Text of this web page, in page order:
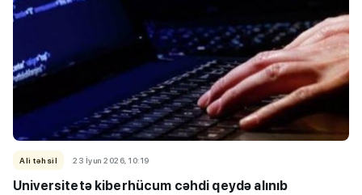
Ali təhsil 23 İyun 2026, 10:19
Universitetə kiberhücum cəhdi qeydə alınıb